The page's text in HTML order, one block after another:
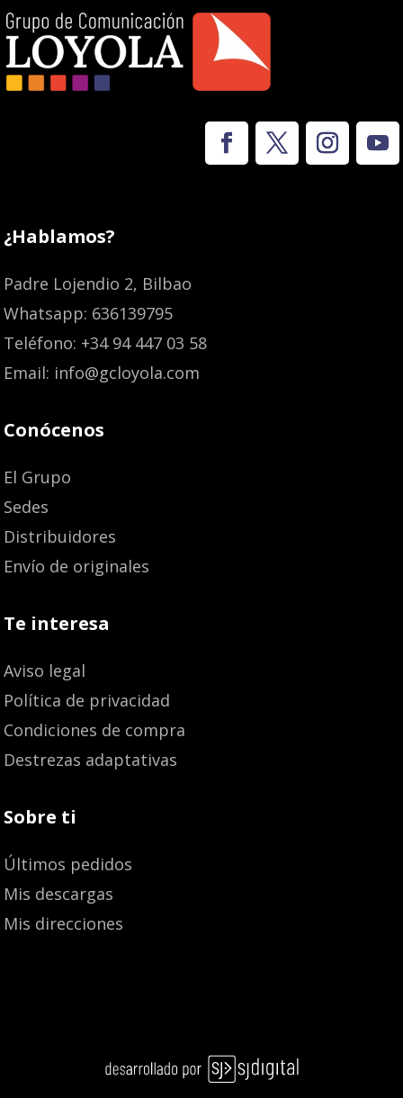
¿Hablamos?
Padre Lojendio 2, Bilbao
Whatsapp: 636139795
Teléfono: +34 94 447 03 58
Email: info@gcloyola.com
Conócenos
El Grupo
Sedes
Distribuidores
Envío de originales
Te interesa
Aviso legal
Política de privacidad
Condiciones de compra
Destrezas adaptativas
Sobre ti
Últimos pedidos
Mis descargas
Mis direcciones